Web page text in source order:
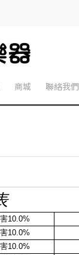
商城 聯絡我們